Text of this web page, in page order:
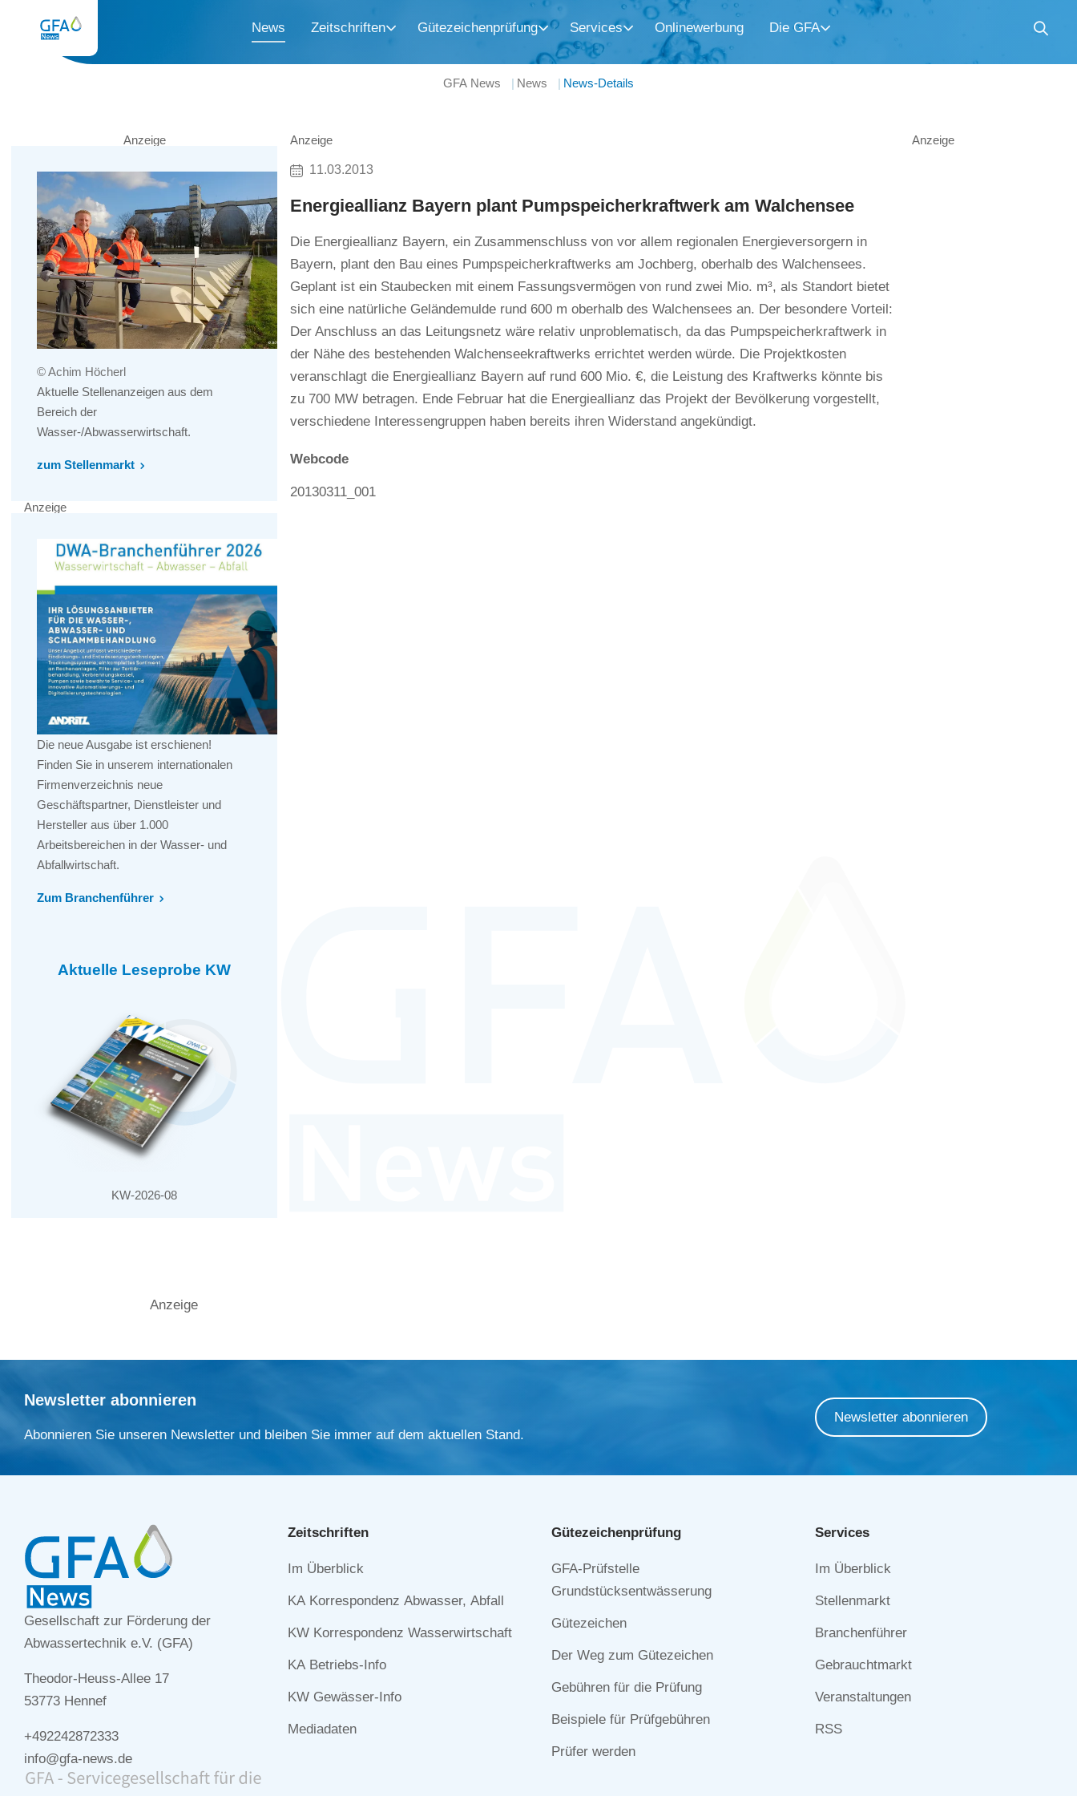
News Zeitschriften Gütezeichenprüfung Services Onlinewerbung Die GFA
GFA News News News-Details
Anzeige
11.03.2013
Energieallianz Bayern plant Pumpspeicherkraftwerk am Walchensee
Die Energieallianz Bayern, ein Zusammenschluss von vor allem regionalen Energieversorgern in
Bayern, plant den Bau eines Pumpspeicherkraftwerks am Jochberg, oberhalb des Walchensees.
Geplant ist ein Staubecken mit einem Fassungsvermögen von rund zwei Mio. m³, als Standort bietet
sich eine natürliche Geländemulde rund 600 m oberhalb des Walchensees an. Der besondere Vorteil:
Der Anschluss an das Leitungsnetz wäre relativ unproblematisch, da das Pumpspeicherkraftwerk in
der Nähe des bestehenden Walchenseekraftwerks errichtet werden würde. Die Projektkosten
veranschlagt die Energieallianz Bayern auf rund 600 Mio. €, die Leistung des Kraftwerks könnte bis
zu 700 MW betragen. Ende Februar hat die Energieallianz das Projekt der Bevölkerung vorgestellt,
verschiedene Interessengruppen haben bereits ihren Widerstand angekündigt.
Webcode
20130311_001
Anzeige
© Achim Höcherl
Aktuelle Stellenanzeigen aus dem
Bereich der
Wasser-/Abwasserwirtschaft.
zum Stellenmarkt
Anzeige
Die neue Ausgabe ist erschienen!
Finden Sie in unserem internationalen
Firmenverzeichnis neue
Geschäftspartner, Dienstleister und
Hersteller aus über 1.000
Arbeitsbereichen in der Wasser- und
Abfallwirtschaft.
Zum Branchenführer
Aktuelle Leseprobe KW
KW-2026-08
Anzeige
Anzeige
Newsletter abonnieren
Abonnieren Sie unseren Newsletter und bleiben Sie immer auf dem aktuellen Stand.
Newsletter abonnieren
Gesellschaft zur Förderung der
Abwassertechnik e.V. (GFA)
Theodor-Heuss-Allee 17
53773 Hennef
+492242872333
info@gfa-news.de
Zeitschriften
Navigation
Im Überblick
KA Korrespondenz Abwasser, Abfall
KW Korrespondenz Wasserwirtschaft
KA Betriebs-Info
KW Gewässer-Info
Mediadaten
Gütezeichen­prüfung
Navigation
überspringen
GFA-Prüfstelle
Grundstücksentwässerung
Gütezeichen
Der Weg zum Gütezeichen
Gebühren für die Prüfung
Beispiele für Prüfgebühren
Prüfer werden
Services
Navigation
Im Überblick
Stellenmarkt
Branchenführer
Gebrauchtmarkt
Veranstaltungen
RSS